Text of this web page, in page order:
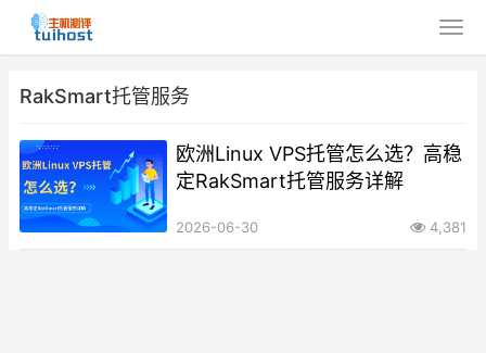
RakSmart托管服务
欧洲Linux VPS托管怎么选？高稳
定RakSmart托管服务详解
2026-06-30 4,381